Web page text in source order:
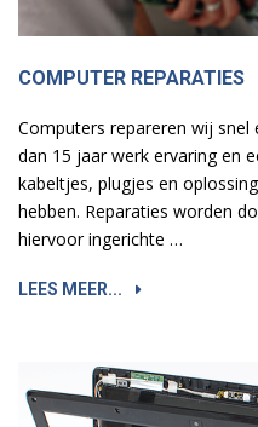
COMPUTER REPARATIES
Computers repareren wij
dan 15 jaar werk ervaring en
kabeltjes, plugjes en
hebben. Reparaties worden
hiervoor ingerichte …
LEES MEER...